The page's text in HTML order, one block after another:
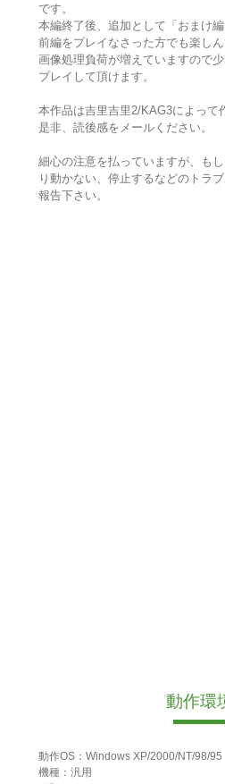
です。
本編終了後、追加として「おまけ
前編をプレイなさった方でも楽しん
画像処理負荷が増えていますので
プレイして頂けます。
本作品は吉里吉里2/KAG3によって
是非、読後感をメールください。
細心の注意を払っていますが、も
り動かない、停止するなどのトラ
報告下さい。
動作環
動作OS：Windows XP/2000/NT/98/95
機種：汎用